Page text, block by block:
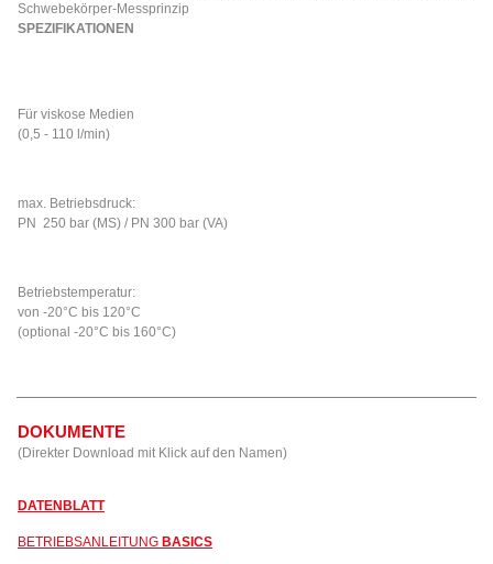
Schwebekörper-Messprinzip
SPEZIFIKATIONEN
Für viskose Medien
(0,5 - 110 l/min)
max. Betriebsdruck:
PN 250 bar (MS) / PN 300 bar (VA)
Betriebstemperatur:
von -20°C bis 120°C
(optional -20°C bis 160°C)
DOKUMENTE
(Direkter Download mit Klick auf den Namen)
DATENBLATT
BETRIEBSANLEITUNG BASICS